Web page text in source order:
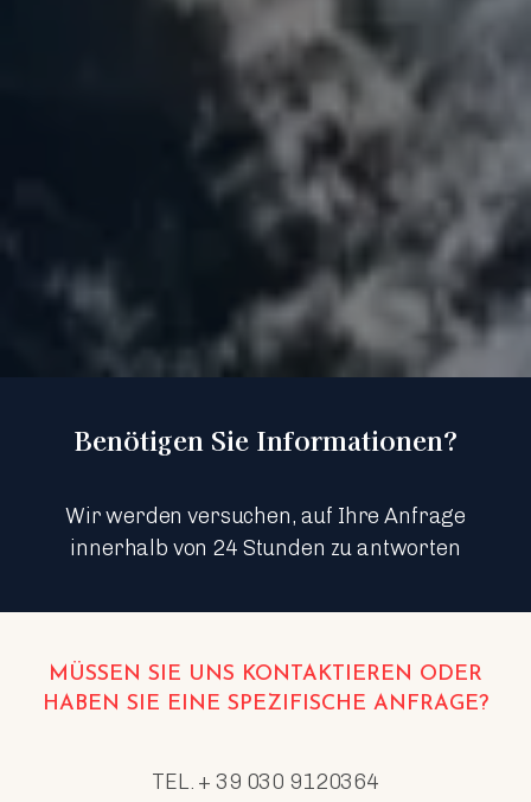
Benötigen Sie Informationen?
Wir werden versuchen, auf Ihre Anfrage
innerhalb von 24 Stunden zu antworten
MÜSSEN SIE UNS KONTAKTIEREN ODER
HABEN SIE EINE SPEZIFISCHE ANFRAGE?
TEL. + 39 030 9120364